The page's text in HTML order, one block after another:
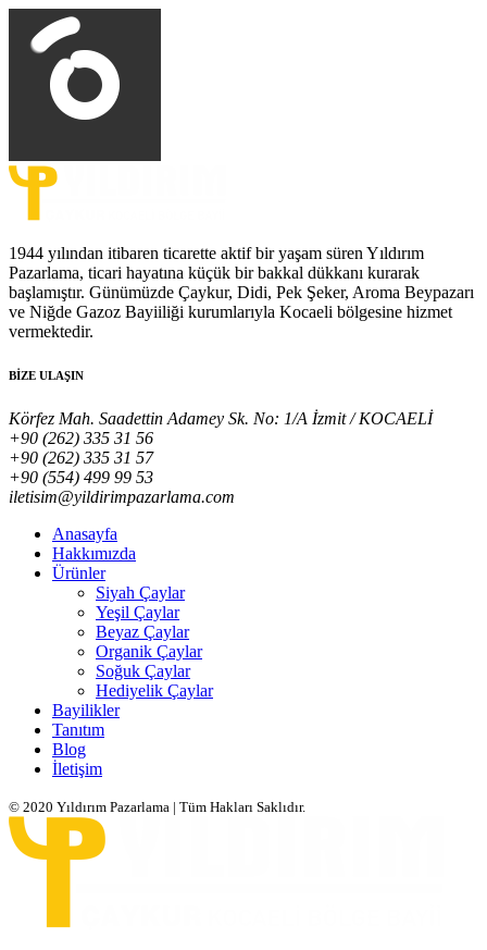
1944 yılından itibaren ticarette aktif bir yaşam süren Yıldırım
Pazarlama, ticari hayatına küçük bir bakkal dükkanı kurarak
başlamıştır. Günümüzde Çaykur, Didi, Pek Şeker, Aroma Beypazarı
ve Niğde Gazoz Bayiiliği kurumlarıyla Kocaeli bölgesine hizmet
vermektedir.
BİZE ULAŞIN
Körfez Mah. Saadettin Adamey Sk. No: 1/A İzmit / KOCAELİ
+90 (262) 335 31 56
+90 (262) 335 31 57
+90 (554) 499 99 53
iletisim@yildirimpazarlama.com
Anasayfa
Hakkımızda
Ürünler
Siyah Çaylar
Yeşil Çaylar
Beyaz Çaylar
Organik Çaylar
Soğuk Çaylar
Hediyelik Çaylar
Bayilikler
Tanıtım
Blog
İletişim
© 2020 Yıldırım Pazarlama | Tüm Hakları Saklıdır.